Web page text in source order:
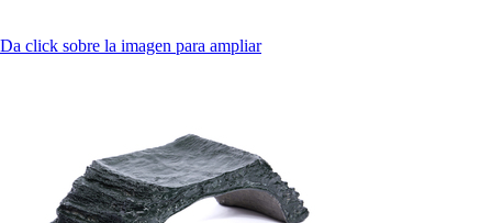
Da click sobre la imagen para ampliar